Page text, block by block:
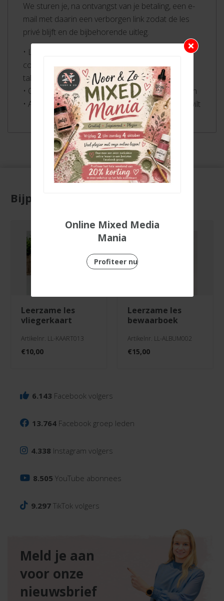
We sturen je, na ontvangst van je betaling, een e-
mail met daarin een verborgen link zodat de les
privé blijft en de bijbehorende uitleg.
• Lessen wanneer en waar JIJ dat wilt vanaf je
computer, telefoon of
tablet
• Op een plezierige manier de basistechniek leren
• Alles rustig kunnen terugkijken wanneer jij dat wilt
Bijpassende producten
leerzame les
vliegerkaart
Artikelnr. LL-KAART013
€10,00
leerzame les
bewaarboek
Artikelnr. LL-ALBUM002
€15,00
6.143 Facebook volgers
13.764 Facebook groep leden
4.338 Instagram volgers
8.505 YouTube abonnees
9.297 TikTok volgers
Meld je aan
voor onze
nieuwsbrief
Online Mixed Media
Mania
Profiteer nu